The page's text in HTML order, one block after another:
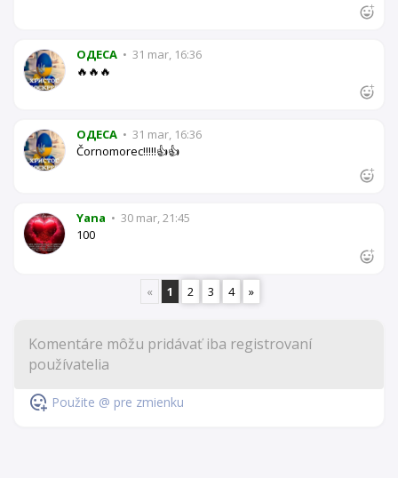
OДЕСА • 31 mar, 16:36
🔥🔥🔥
OДЕСА • 31 mar, 16:36
Čornomorec!!!!!👍👍
Yana • 30 mar, 21:45
100
« 1 2 3 4 »
Použite @ pre zmienku